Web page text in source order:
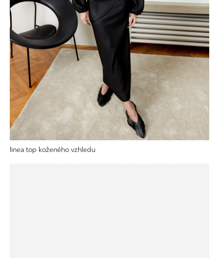
linea top koženého vzhledu